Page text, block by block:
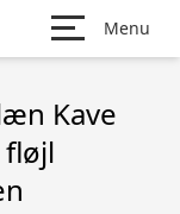
Menu
Kave
fløjl